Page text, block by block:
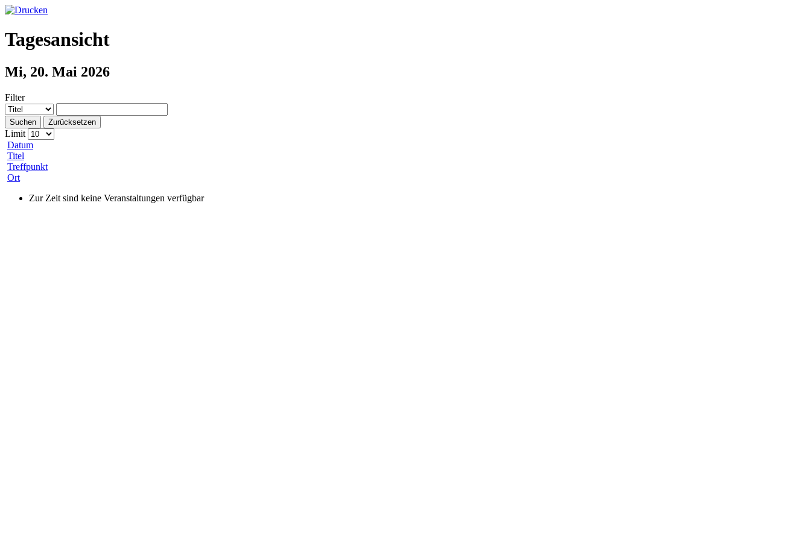
Tagesansicht
Mi, 20. Mai 2026
Filter
Suchen Zurücksetzen
Limit
Datum
Titel
Treffpunkt
Ort
Zur Zeit sind keine Veranstaltungen verfügbar